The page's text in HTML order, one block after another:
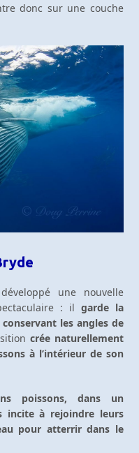
donc sur une couche
une nouvelle
: il garde la
les angles de
crée naturellement
à l’intérieur de son
poissons, dans un
incite à rejoindre leurs
pour atterrir dans le